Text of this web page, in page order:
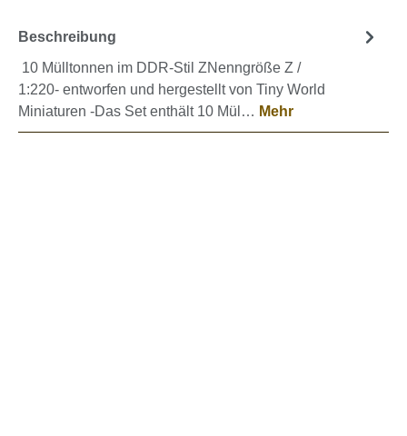
Beschreibung
10 Mülltonnen im DDR-Stil ZNenngröße Z /
1:220- entworfen und hergestellt von Tiny World
Miniaturen -Das Set enthält 10 Mül… Mehr